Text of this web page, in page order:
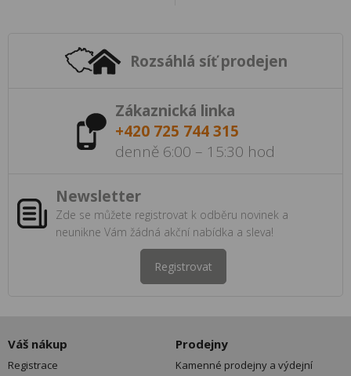
Rozsáhlá síť prodejen
Zákaznická linka
+420 725 744 315
denně 6:00 – 15:30 hod
Newsletter
Zde se můžete registrovat k odběru novinek a
neunikne Vám žádná akční nabídka a sleva!
Registrovat
Váš nákup
Registrace
Prodejny
Kamenné prodejny a výdejní